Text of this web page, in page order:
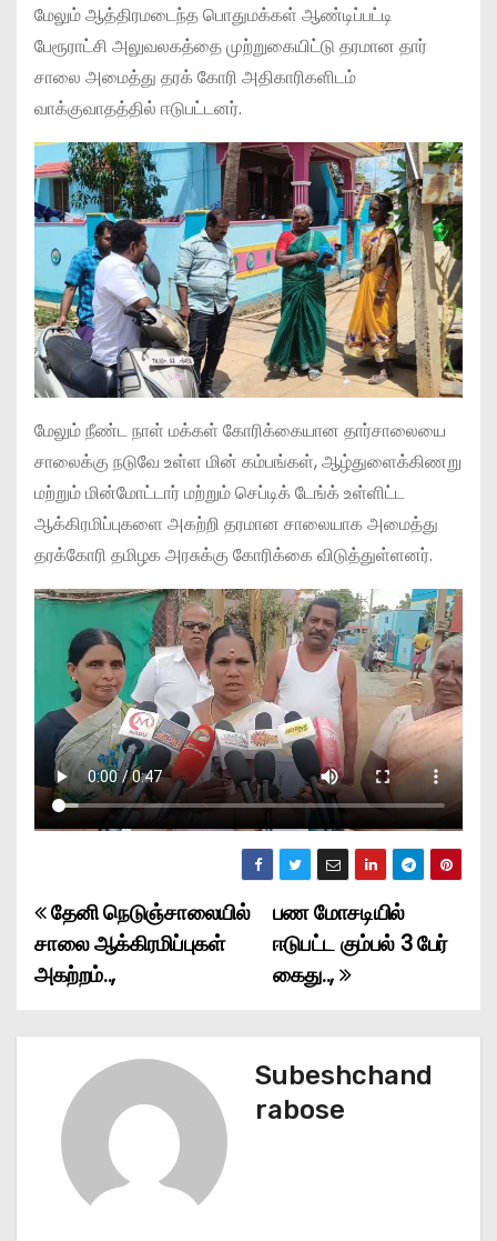
மேலும் ஆத்திரமடைந்த பொதுமக்கள் ஆண்டிப்பட்டி
பேரூராட்சி அலுவலகத்தை முற்றுகையிட்டு தரமான தார்
சாலை அமைத்து தரக் கோரி அதிகாரிகளிடம்
வாக்குவாதத்தில் ஈடுபட்டனர்.
மேலும் நீண்ட நாள் மக்கள் கோரிக்கையான தார்சாலையை
சாலைக்கு நடுவே உள்ள மின் கம்பங்கள், ஆழ்துளைக்கிணறு
மற்றும் மின்மோட்டார் மற்றும் செப்டிக் டேங்க் உள்ளிட்ட
ஆக்கிரமிப்புகளை அகற்றி தரமான சாலையாக அமைத்து
தரக்கோரி தமிழக அரசுக்கு கோரிக்கை விடுத்துள்ளனர்.
P
o
பண மோசடியில்
ஈடுபட்ட கும்பல் 3 பேர்
கைது..,
தேனி நெடுஞ்சாலையில்
சாலை ஆக்கிரமிப்புகள்
அகற்றம்..,
Subeshchand
rabose